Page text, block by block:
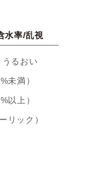
水率/乱視
るおい
未満）
以上）
リック）